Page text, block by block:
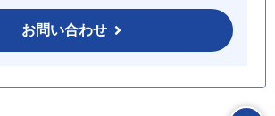
お問い合わせ